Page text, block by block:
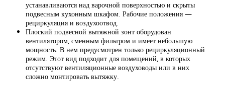
устанавливаются над варочной поверхностью и скрыты
подвесным кухонным шкафом. Рабочие положения —
рециркуляция и воздухоотвод.
Плоский подвесной вытяжной зонт оборудован
вентилятором, сменным фильтром и имеет небольшую
мощность. В нем предусмотрен только рециркуляционный
режим. Этот вид подходит для помещений, в которых
отсутствуют вентиляционные воздуховоды или в них
сложно монтировать вытяжку.